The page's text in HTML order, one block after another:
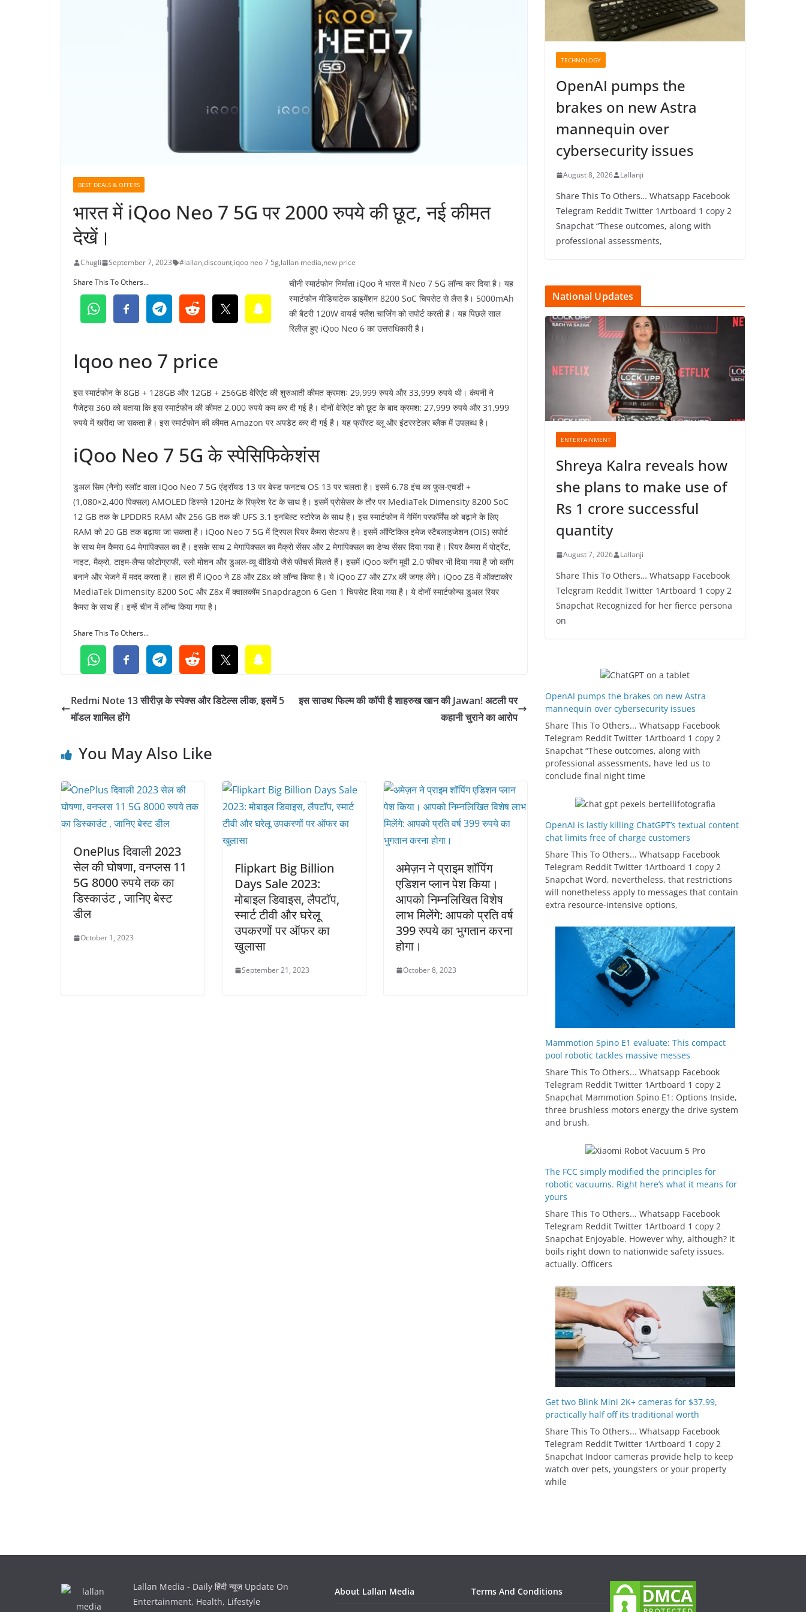
BEST DEALS & OFFERS
भारत में iQoo Neo 7 5G पर 2000 रुपये की छूट, नई कीमत
देखें।
Chugli September 7, 2023 #lallan,discount,iqoo neo 7 5g,lallan media,new price
Share This To Others...
चीनी स्मार्टफोन निर्माता iQoo ने भारत में Neo 7 5G लॉन्च कर दिया है। यह
स्मार्टफोन मीडियाटेक डाइमेंशन 8200 SoC चिपसेट से लैस है। 5000mAh
की बैटरी 120W वायर्ड फ्लैश चार्जिंग को सपोर्ट करती है। यह पिछले साल
रिलीज़ हुए iQoo Neo 6 का उत्तराधिकारी है।
Iqoo neo 7 price
इस स्मार्टफोन के 8GB + 128GB और 12GB + 256GB वेरिएंट की शुरुआती कीमत क्रमशः 29,999 रुपये और 33,999 रुपये थी। कंपनी ने
गैजेट्स 360 को बताया कि इस स्मार्टफोन की कीमत 2,000 रुपये कम कर दी गई है। दोनों वेरिएंट को छूट के बाद क्रमश: 27,999 रुपये और 31,999
रुपये में खरीदा जा सकता है। इस स्मार्टफोन की कीमत Amazon पर अपडेट कर दी गई है। यह फ्रॉस्ट ब्लू और इंटरस्टेलर ब्लैक में उपलब्ध है।
iQoo Neo 7 5G के स्पेसिफिकेशंस
डुअल सिम (नैनो) स्‍लॉट वाला iQoo Neo 7 5G एंड्रॉयड 13 पर बेस्‍ड फनटच OS 13 पर चलता है। इसमें 6.78 इंच का फुल-एचडी +
(1,080×2,400 पिक्सल) AMOLED डिस्प्ले 120Hz के रिफ्रेश रेट के साथ है। इसमें प्रोसेसर के तौर पर MediaTek Dimensity 8200 SoC
12 GB तक के LPDDR5 RAM और 256 GB तक की UFS 3.1 इनबिल्ट स्टोरेज के साथ है। इस स्मार्टफोन में गेमिंग परफॉर्मेंस को बढ़ाने के लिए
RAM को 20 GB तक बढ़ाया जा सकता है। iQoo Neo 7 5G में ट्रिपल रियर कैमरा सेटअप है। इसमें ऑप्टिकिल इमेज स्टैबलाइजेशन (OIS) सपोर्ट
के साथ मेन कैमरा 64 मेगापिक्‍सल का है। इसके साथ 2 मेगापिक्सल का मैक्रो सेंसर और 2 मेगापिक्सल का डेप्‍थ सेंसर दिया गया है। रियर कैमरा में पोर्ट्रेट,
नाइट, मैक्रो, टाइम-लैप्स फोटोग्राफी, स्लो मोशन और डुअल-व्यू वीडियो जैसे फीचर्स मिलते हैं। इसमें iQoo व्लॉग मूवी 2.0 फीचर भी दिया गया है जो व्लॉग
बनाने और भेजने में मदद करता है। हाल ही में iQoo ने Z8 और Z8x को लॉन्च किया है। ये iQoo Z7 और Z7x की जगह लेंगे। iQoo Z8 में ऑक्टाकोर
MediaTek Dimensity 8200 SoC और Z8x में क्वालकॉम Snapdragon 6 Gen 1 चिपसेट दिया गया है। ये दोनों स्मार्टफोन्स डुअल रियर
कैमरा के साथ हैं। इन्हें चीन में लॉन्च किया गया है।
Share This To Others...
Redmi Note 13 सीरीज़ के स्पेक्स और डिटेल्स लीक, इसमें 5
मॉडल शामिल होंगे
इस साउथ फिल्म की कॉपी है शाहरुख खान की Jawan! अटली पर
कहानी चुराने का आरोप
You May Also Like
OnePlus दिवाली 2023
सेल की घोषणा, वनप्लस 11
5G 8000 रुपये तक का
डिस्काउंट , जानिए बेस्ट
डील
October 1, 2023
Flipkart Big Billion
Days Sale 2023:
मोबाइल डिवाइस, लैपटॉप,
स्मार्ट टीवी और घरेलू
उपकरणों पर ऑफर का
खुलासा
September 21, 2023
अमेज़न ने प्राइम शॉपिंग
एडिशन प्लान पेश किया।
आपको निम्नलिखित विशेष
लाभ मिलेंगे: आपको प्रति वर्ष
399 रुपये का भुगतान करना
होगा।
October 8, 2023
TECHNOLOGY
OpenAI pumps the
brakes on new Astra
mannequin over
cybersecurity issues
August 8, 2026 Lallanji
Share This To Others… Whatsapp Facebook
Telegram Reddit Twitter 1Artboard 1 copy 2
Snapchat “These outcomes, along with
professional assessments,
National Updates
ENTERTAINMENT
Shreya Kalra reveals how
she plans to make use of
Rs 1 crore successful
quantity
August 7, 2026 Lallanji
Share This To Others… Whatsapp Facebook
Telegram Reddit Twitter 1Artboard 1 copy 2
Snapchat Recognized for her fierce persona
on
OpenAI pumps the brakes on new Astra
mannequin over cybersecurity issues
Share This To Others... Whatsapp Facebook
Telegram Reddit Twitter 1Artboard 1 copy 2
Snapchat “These outcomes, along with
professional assessments, have led us to
conclude final night time
OpenAI is lastly killing ChatGPT’s textual content
chat limits free of charge customers
Share This To Others... Whatsapp Facebook
Telegram Reddit Twitter 1Artboard 1 copy 2
Snapchat Word, nevertheless, that restrictions
will nonetheless apply to messages that contain
extra resource-intensive options,
Mammotion Spino E1 evaluate: This compact
pool robotic tackles massive messes
Share This To Others... Whatsapp Facebook
Telegram Reddit Twitter 1Artboard 1 copy 2
Snapchat Mammotion Spino E1: Options Inside,
three brushless motors energy the drive system
and brush,
The FCC simply modified the principles for
robotic vacuums. Right here’s what it means for
yours
Share This To Others... Whatsapp Facebook
Telegram Reddit Twitter 1Artboard 1 copy 2
Snapchat Enjoyable. However why, although? It
boils right down to nationwide safety issues,
actually. Officers
Get two Blink Mini 2K+ cameras for $37.99,
practically half off its traditional worth
Share This To Others... Whatsapp Facebook
Telegram Reddit Twitter 1Artboard 1 copy 2
Snapchat Indoor cameras provide help to keep
watch over pets, youngsters or your property
while
Lallan Media - Daily हिंदी न्यूज़ Update On
Entertainment, Health, Lifestyle
About Lallan Media Terms And Conditions